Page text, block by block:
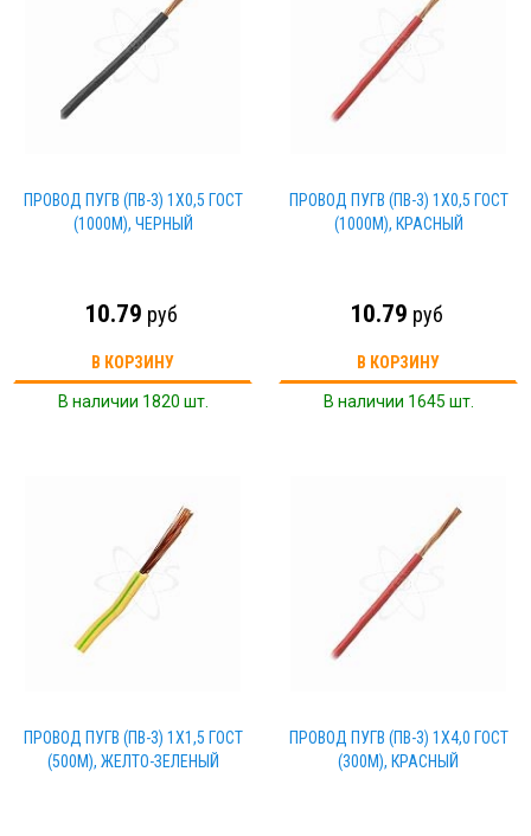
ПРОВОД ПУГВ (ПВ-3) 1Х0,5 ГОСТ
(1000М), ЧЕРНЫЙ
10.79 руб
В КОРЗИНУ
В наличии 1820 шт.
ПРОВОД ПУГВ (ПВ-3) 1Х0,5 ГОСТ
(1000М), КРАСНЫЙ
10.79 руб
В КОРЗИНУ
В наличии 1645 шт.
ПРОВОД ПУГВ (ПВ-3) 1Х1,5 ГОСТ
(500М), ЖЕЛТО-ЗЕЛЕНЫЙ
ПРОВОД ПУГВ (ПВ-3) 1Х4,0 ГОСТ
(300М), КРАСНЫЙ